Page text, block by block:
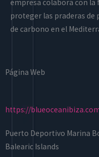
empresa colabora con
proteger las praderas
de carbono en el
Página Web
https://
Puerto Deportivo Marina
Balearic Islands